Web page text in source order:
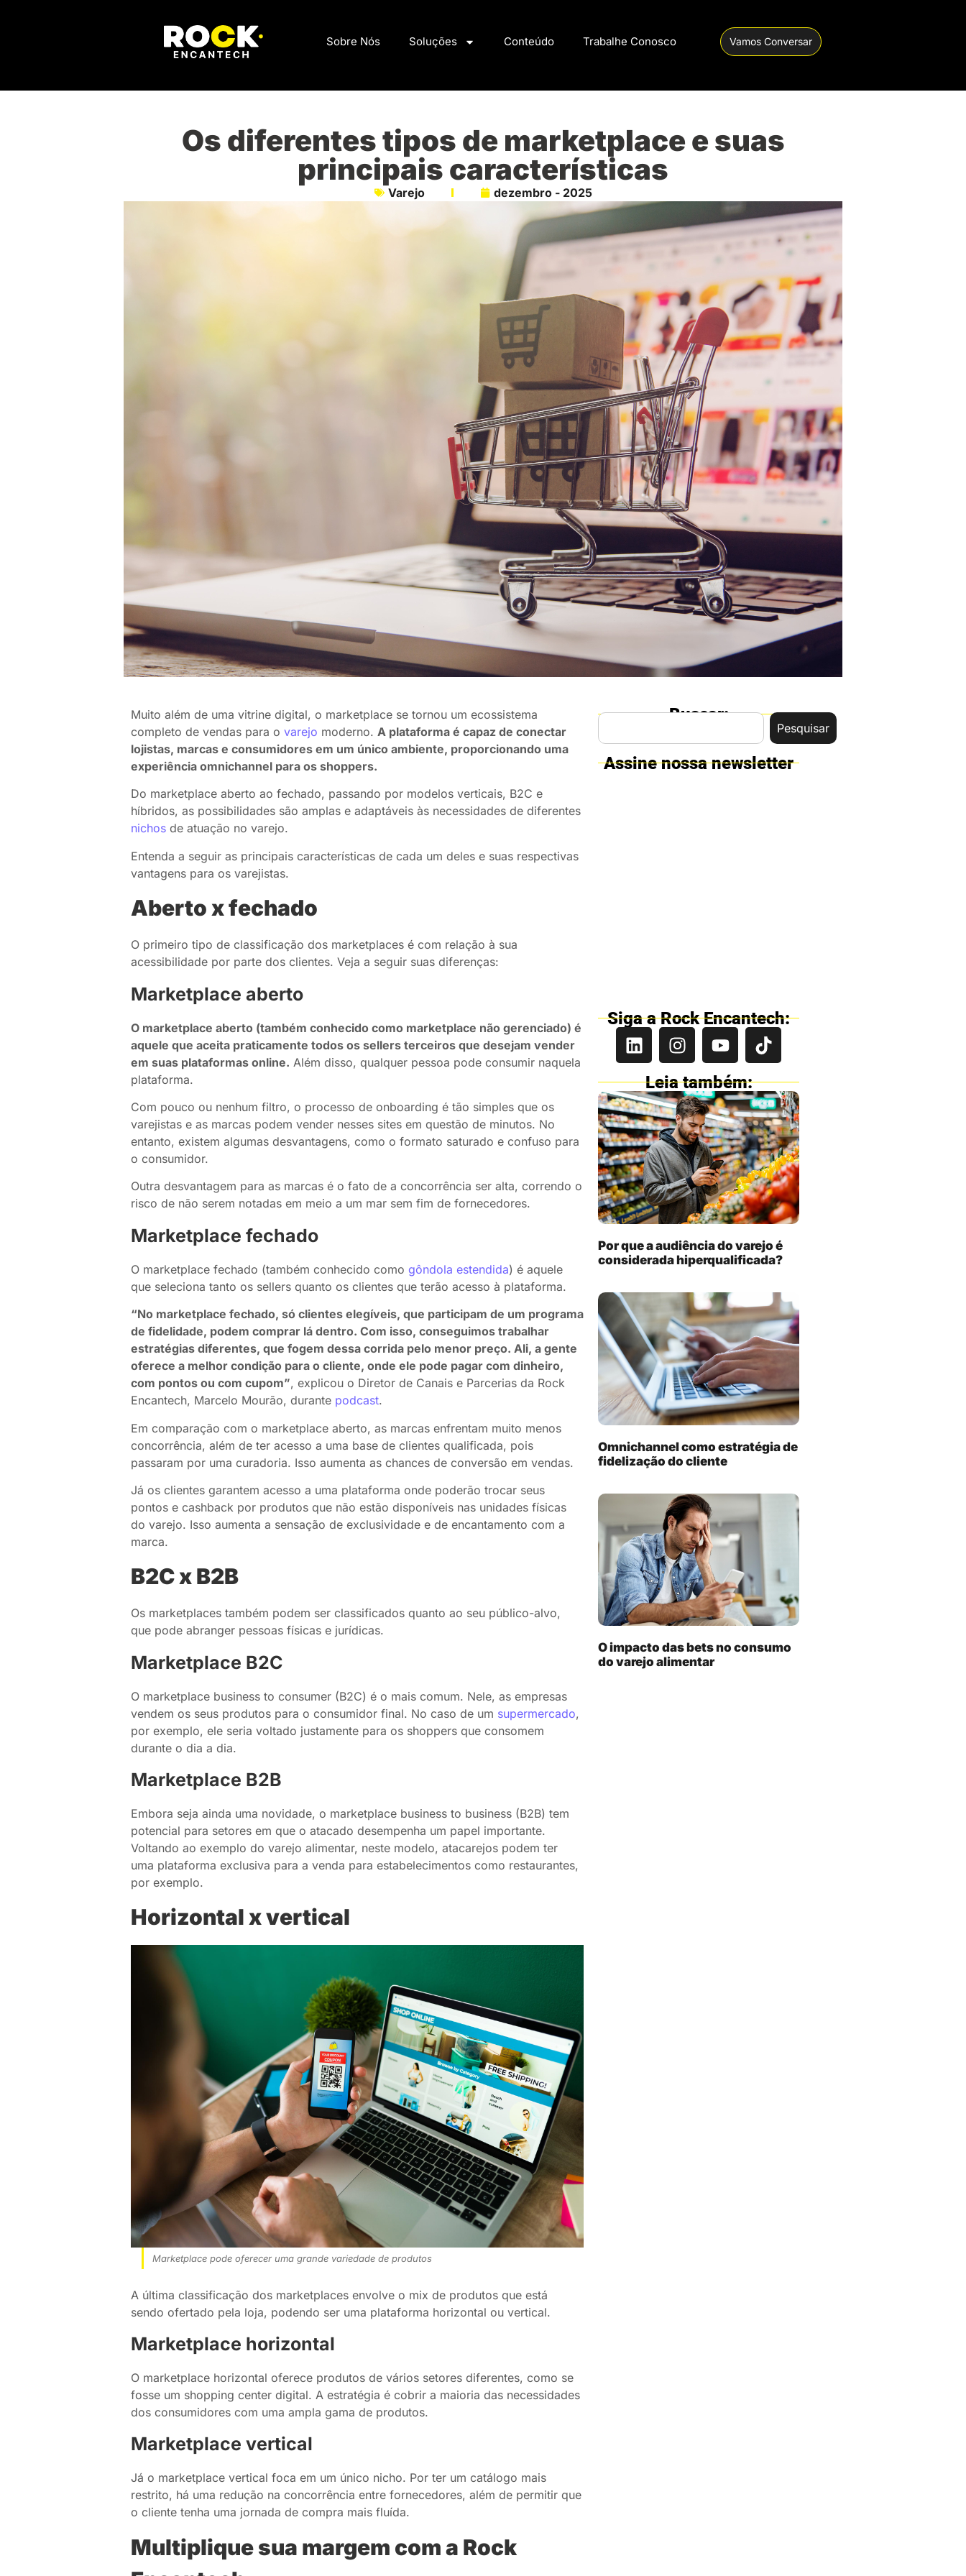
Sobre Nós Soluções Conteúdo Trabalhe Conosco Vamos Conversar
Os diferentes tipos de marketplace e suas
principais características
Varejo dezembro - 2025
Muito além de uma vitrine digital, o marketplace se tornou um ecossistema
completo de vendas para o varejo moderno. A plataforma é capaz de conectar
lojistas, marcas e consumidores em um único ambiente, proporcionando uma
experiência omnichannel para os shoppers.
Do marketplace aberto ao fechado, passando por modelos verticais, B2C e
híbridos, as possibilidades são amplas e adaptáveis às necessidades de diferentes
nichos de atuação no varejo.
Entenda a seguir as principais características de cada um deles e suas respectivas
vantagens para os varejistas.
Aberto x fechado
O primeiro tipo de classificação dos marketplaces é com relação à sua
acessibilidade por parte dos clientes. Veja a seguir suas diferenças:
Marketplace aberto
O marketplace aberto (também conhecido como marketplace não gerenciado) é
aquele que aceita praticamente todos os sellers terceiros que desejam vender
em suas plataformas online. Além disso, qualquer pessoa pode consumir naquela
plataforma.
Com pouco ou nenhum filtro, o processo de onboarding é tão simples que os
varejistas e as marcas podem vender nesses sites em questão de minutos. No
entanto, existem algumas desvantagens, como o formato saturado e confuso para
o consumidor.
Outra desvantagem para as marcas é o fato de a concorrência ser alta, correndo o
risco de não serem notadas em meio a um mar sem fim de fornecedores.
Marketplace fechado
O marketplace fechado (também conhecido como gôndola estendida) é aquele
que seleciona tanto os sellers quanto os clientes que terão acesso à plataforma.
“No marketplace fechado, só clientes elegíveis, que participam de um programa
de fidelidade, podem comprar lá dentro. Com isso, conseguimos trabalhar
estratégias diferentes, que fogem dessa corrida pelo menor preço. Ali, a gente
oferece a melhor condição para o cliente, onde ele pode pagar com dinheiro,
com pontos ou com cupom”, explicou o Diretor de Canais e Parcerias da Rock
Encantech, Marcelo Mourão, durante podcast.
Em comparação com o marketplace aberto, as marcas enfrentam muito menos
concorrência, além de ter acesso a uma base de clientes qualificada, pois
passaram por uma curadoria. Isso aumenta as chances de conversão em vendas.
Já os clientes garantem acesso a uma plataforma onde poderão trocar seus
pontos e cashback por produtos que não estão disponíveis nas unidades físicas
do varejo. Isso aumenta a sensação de exclusividade e de encantamento com a
marca.
B2C x B2B
Os marketplaces também podem ser classificados quanto ao seu público-alvo,
que pode abranger pessoas físicas e jurídicas.
Marketplace B2C
O marketplace business to consumer (B2C) é o mais comum. Nele, as empresas
vendem os seus produtos para o consumidor final. No caso de um supermercado,
por exemplo, ele seria voltado justamente para os shoppers que consomem
durante o dia a dia.
Marketplace B2B
Embora seja ainda uma novidade, o marketplace business to business (B2B) tem
potencial para setores em que o atacado desempenha um papel importante.
Voltando ao exemplo do varejo alimentar, neste modelo, atacarejos podem ter
uma plataforma exclusiva para a venda para estabelecimentos como restaurantes,
por exemplo.
Horizontal x vertical
Marketplace pode oferecer uma grande variedade de produtos
A última classificação dos marketplaces envolve o mix de produtos que está
sendo ofertado pela loja, podendo ser uma plataforma horizontal ou vertical.
Marketplace horizontal
O marketplace horizontal oferece produtos de vários setores diferentes, como se
fosse um shopping center digital. A estratégia é cobrir a maioria das necessidades
dos consumidores com uma ampla gama de produtos.
Marketplace vertical
Já o marketplace vertical foca em um único nicho. Por ter um catálogo mais
restrito, há uma redução na concorrência entre fornecedores, além de permitir que
o cliente tenha uma jornada de compra mais fluída.
Multiplique sua margem com a Rock
Buscar:
Pesquisar
Assine nossa newsletter
Siga a Rock Encantech:
Leia também:
Por que a audiência do varejo é
considerada hiperqualificada?
Omnichannel como estratégia de
fidelização do cliente
O impacto das bets no consumo
do varejo alimentar